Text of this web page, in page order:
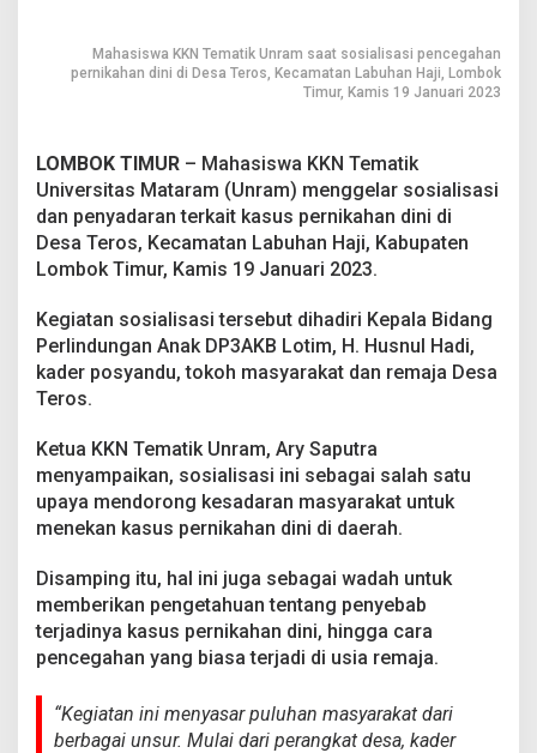
Mahasiswa KKN Tematik Unram saat sosialisasi pencegahan
pernikahan dini di Desa Teros, Kecamatan Labuhan Haji, Lombok
Timur, Kamis 19 Januari 2023
LOMBOK TIMUR – Mahasiswa KKN Tematik
Universitas Mataram (Unram) menggelar sosialisasi
dan penyadaran terkait kasus pernikahan dini di
Desa Teros, Kecamatan Labuhan Haji, Kabupaten
Lombok Timur, Kamis 19 Januari 2023.
Kegiatan sosialisasi tersebut dihadiri Kepala Bidang
Perlindungan Anak DP3AKB Lotim, H. Husnul Hadi,
kader posyandu, tokoh masyarakat dan remaja Desa
Teros.
Ketua KKN Tematik Unram, Ary Saputra
menyampaikan, sosialisasi ini sebagai salah satu
upaya mendorong kesadaran masyarakat untuk
menekan kasus pernikahan dini di daerah.
Disamping itu, hal ini juga sebagai wadah untuk
memberikan pengetahuan tentang penyebab
terjadinya kasus pernikahan dini, hingga cara
pencegahan yang biasa terjadi di usia remaja.
“Kegiatan ini menyasar puluhan masyarakat dari
berbagai unsur. Mulai dari perangkat desa, kader